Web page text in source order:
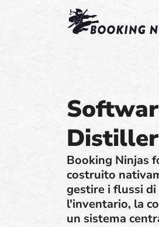
Booking Ninjas
costruito
gestire i flussi di
l'inventario, la
un sistema